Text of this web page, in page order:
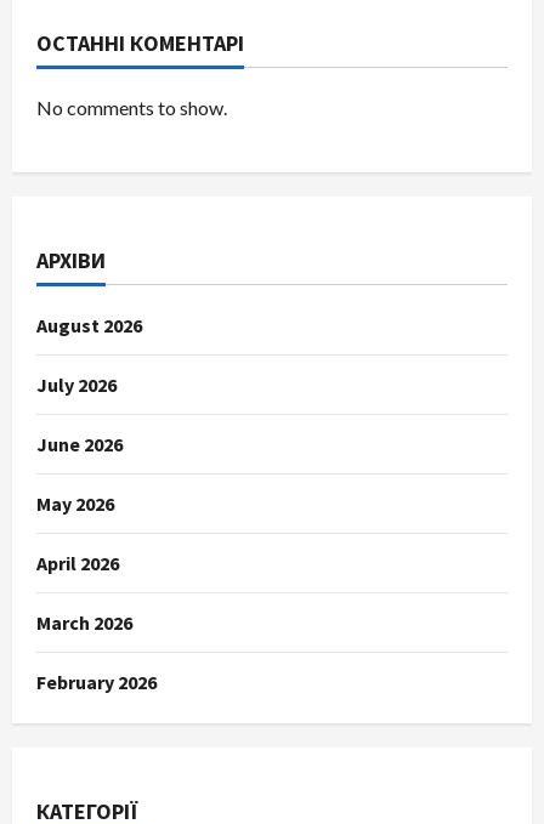
ОСТАННІ КОМЕНТАРІ
No comments to show.
АРХІВИ
August 2026
July 2026
June 2026
May 2026
April 2026
March 2026
February 2026
КАТЕГОРІЇ